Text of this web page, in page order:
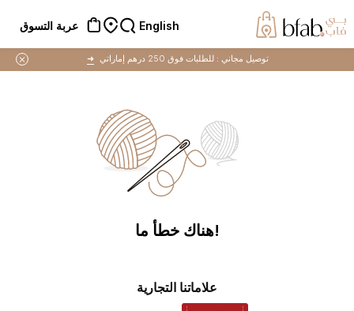
English عربة التسوق
توصيل مجاني : للطلبات فوق 250 درهم إماراتي ➜
!هناك خطأ ما
علاماتنا التجارية